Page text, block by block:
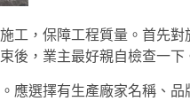
施工，保障工程質量。首先
後，業主最好親自檢查一下
選擇有生產廠家名稱、品